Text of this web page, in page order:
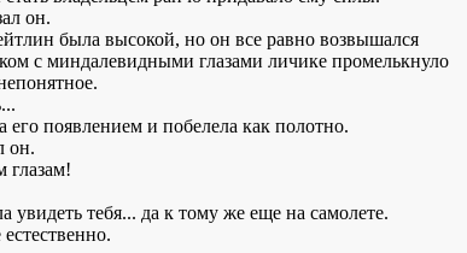
он.
была высокой, но он все равно возвышался
с миндалевидными глазами личике промелькнуло
его появлением и побелела как полотно.
он.
глазам!
увидеть тебя... да к тому же еще на самолете.